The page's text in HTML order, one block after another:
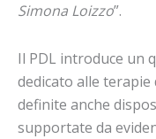
Simona Loizzo”.
Il PDL introduce un
dedicato alle
definite anche
supportate da